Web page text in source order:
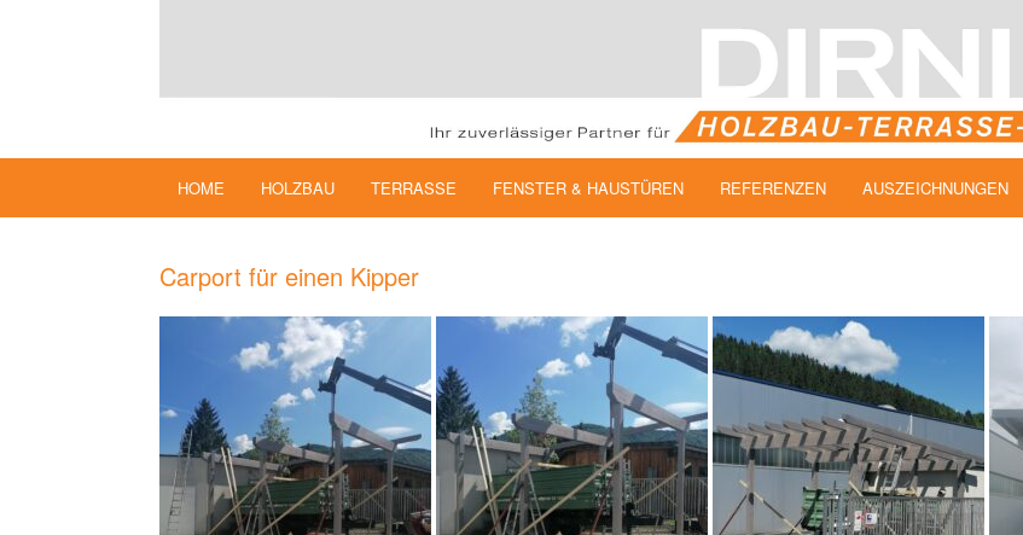
HOME HOLZBAU TERRASSE FENSTER & HAUSTÜREN REFERENZEN AUSZEICHNUNGEN
Carport für einen Kipper